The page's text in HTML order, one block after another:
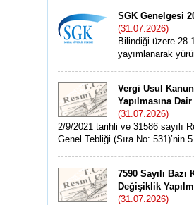
SGK Genelgesi
(31.07.2026)
Bilindiği üzere
yayımlanarak
Vergi Usul
Yapılmasına
(31.07.2026)
2/9/2021 tarihli ve 31586 sayılı
Genel Tebliği (Sıra No: 531)’nin
7590 Sayılı
Değişiklik
(31.07.2026)